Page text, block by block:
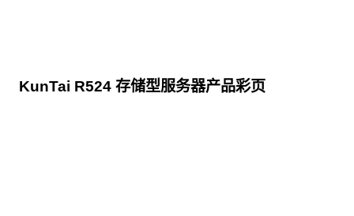
KunTai R524 存储型服务器产品彩页